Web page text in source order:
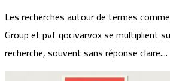
Les recherches autour de termes
Group et pvf qocivarvox se multiplient
recherche, souvent sans réponse claire....